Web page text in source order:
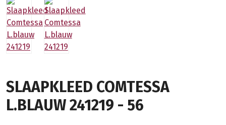
SLAAPKLEED COMTESSA
L.BLAUW 241219 - 56